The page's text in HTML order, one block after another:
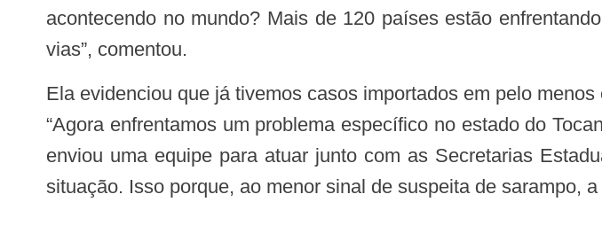
acontecendo no mundo? Mais de 120 países estão
vias”, comentou.
Ela evidenciou que já tivemos casos importados em pelo menos cinco estados, com um ou dois casos confirmados em cada um.
“Agora enfrentamos um problema específico no estado do
enviou uma equipe para atuar junto com as Secretarias
situação. Isso porque, ao menor sinal de suspeita de sarampo,